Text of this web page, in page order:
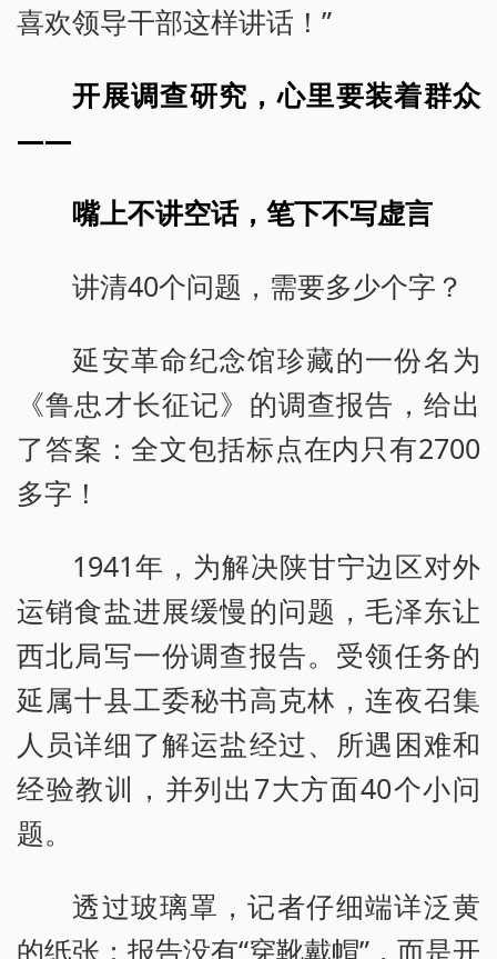
喜欢领导干部这样讲话！”
开展调查研究，心里要装着群众
——
嘴上不讲空话，笔下不写虚言
讲清40个问题，需要多少个字？
延安革命纪念馆珍藏的一份名为
《鲁忠才长征记》的调查报告，给出
了答案：全文包括标点在内只有2700
多字！
1941年，为解决陕甘宁边区对外
运销食盐进展缓慢的问题，毛泽东让
西北局写一份调查报告。受领任务的
延属十县工委秘书高克林，连夜召集
人员详细了解运盐经过、所遇困难和
经验教训，并列出7大方面40个小问
题。
透过玻璃罩，记者仔细端详泛黄
的纸张：报告没有“穿靴戴帽”，而是开